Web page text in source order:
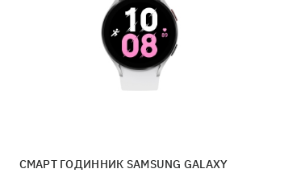
СМАРТ ГОДИННИК SAMSUNG GALAXY